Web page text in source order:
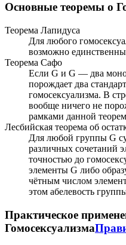
Основные теоремы о
Теорема Лапидуса
Для любого
возможно
Теорема Сафо
Если G и G — два
порождает два
гомосексуализма. В
вообще ничего не
рамками данной
Лесбийская теорема об
Для любой группы G
различных сочетаний
точностью до
элементы G либо
чётным числом
этом абелевость
Практическое
Гомосексуализма